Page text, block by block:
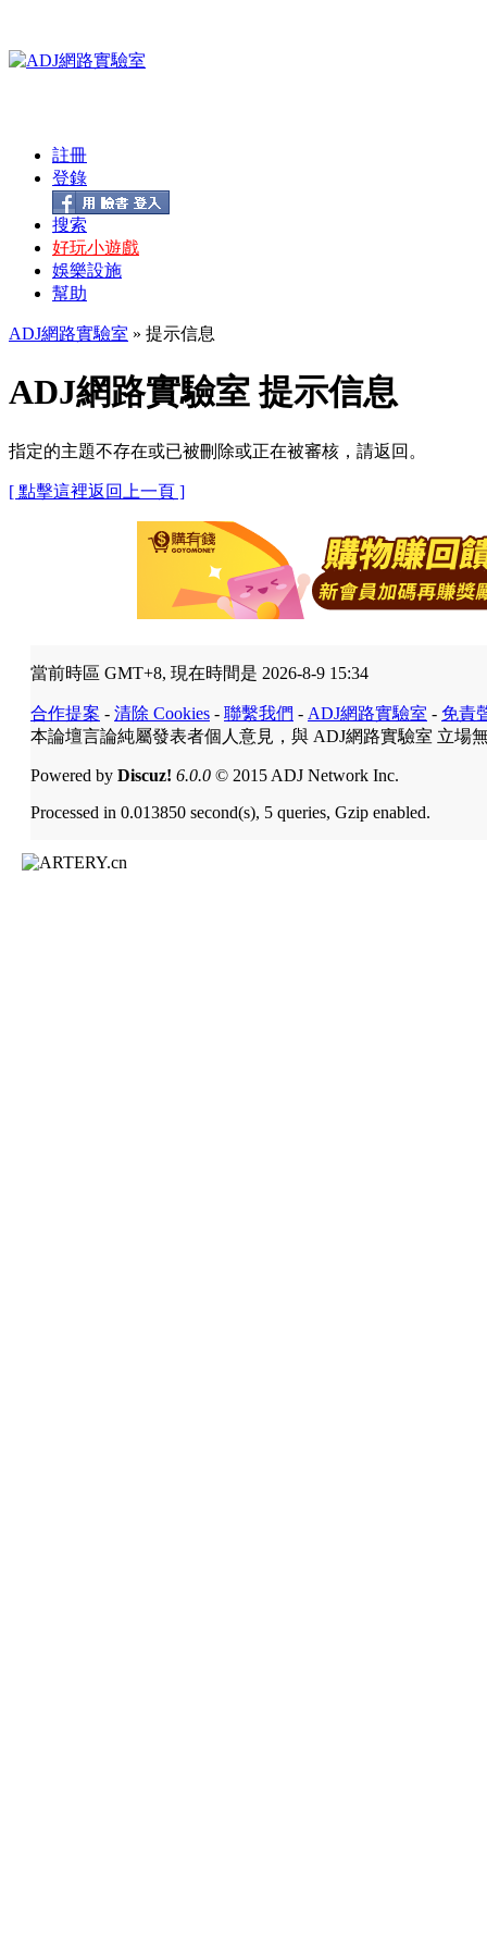
註冊
登錄
搜索
好玩小遊戲
娛樂設施
幫助
ADJ網路實驗室 » 提示信息
ADJ網路實驗室 提示信息
指定的主題不存在或已被刪除或正在被審核，請返回。
[ 點擊這裡返回上一頁 ]
當前時區 GMT+8, 現在時間是 2026-8-9 15:34
合作提案 - 清除 Cookies - 聯繫我們 - ADJ網路實驗室 - 免責
本論壇言論純屬發表者個人意見，與 ADJ網路實驗室 立場
Powered by Discuz! 6.0.0 © 2015 ADJ Network Inc.
Processed in 0.013850 second(s), 5 queries, Gzip enabled.